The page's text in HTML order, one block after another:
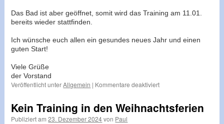
Verfügung
Das Bad ist aber geöffnet, somit wird das Training am 11.01.
bereits wieder stattfinden.
Ich wünsche euch allen ein gesundes neues Jahr und einen
guten Start!
Viele Grüße
der Vorstand
Veröffentlicht unter Allgemein | Kommentare deaktiviertfür
Kein Training in den Weihnachtsferien
Publiziert am 23. Dezember 2024 von Paul